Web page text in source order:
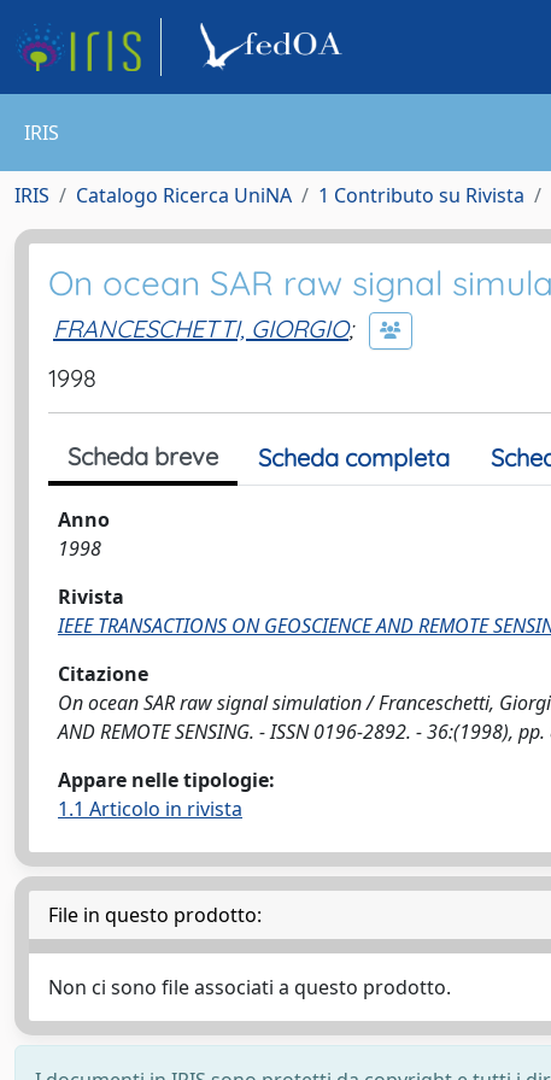
IRIS
IRIS Catalogo Ricerca UniNA 1 Contributo su Rivista
On ocean SAR raw signal
FRANCESCHETTI, GIORGIO;
1998
Scheda breve Scheda completa
Anno
1998
Rivista
IEEE TRANSACTIONS ON GEOSCIENCE AND REMOTE
Citazione
On ocean SAR raw signal simulation / Franceschetti,
AND REMOTE SENSING. - ISSN 0196-2892. - 36:(1998),
Appare nelle tipologie:
1.1 Articolo in rivista
File in questo prodotto:
Non ci sono file associati a questo prodotto.